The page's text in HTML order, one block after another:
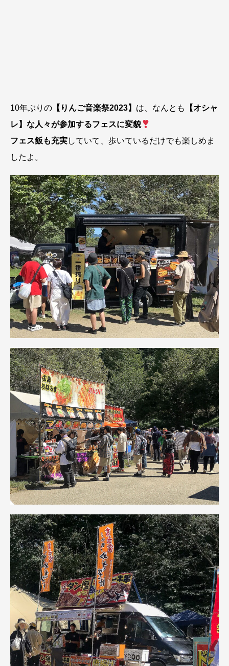
10年ぶりの 【りんご音楽祭2023】 は、なんとも
【オシャ
レ】な人々が参加するフェスに変貌
フェス飯も充実していて、歩いているだけでも楽しめま
したよ。